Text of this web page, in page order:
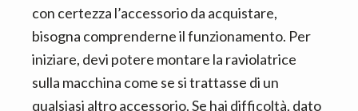
con certezza l’accessorio da acquistare,
bisogna comprenderne il funzionamento. Per
iniziare, devi potere montare la raviolatrice
sulla macchina come se si trattasse di un
qualsiasi altro accessorio. Se hai difficoltà, dato